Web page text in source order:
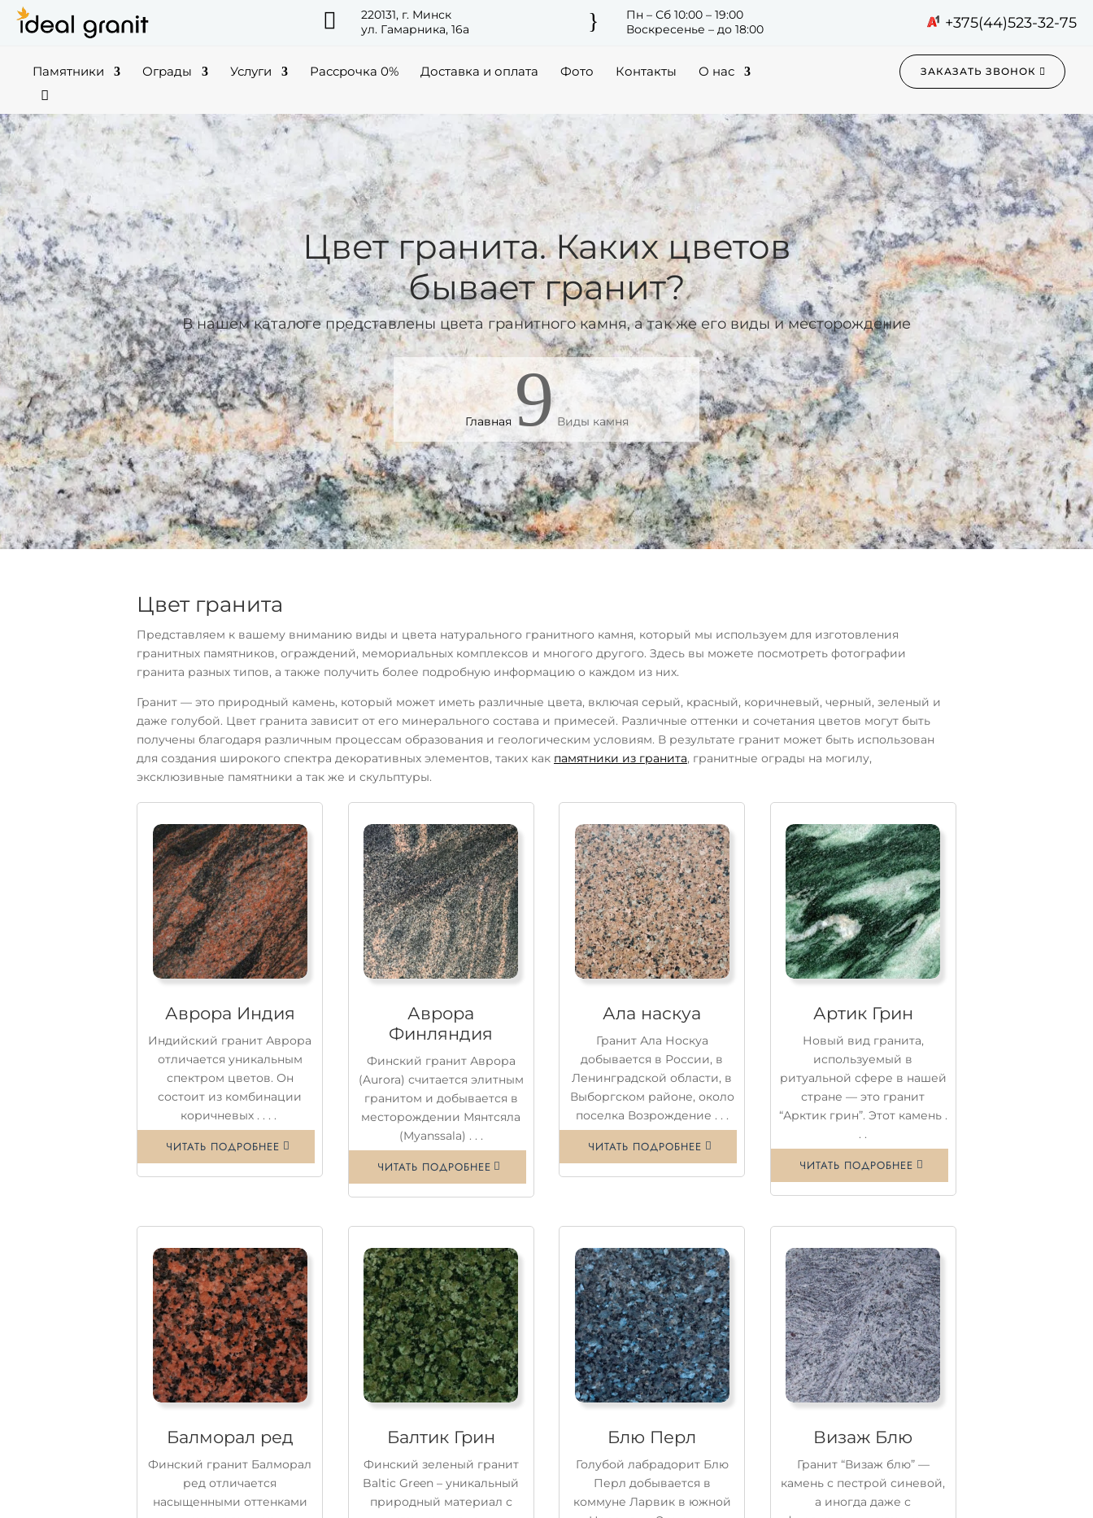

220131, г. Минск
ул. Гамарника, 16а
}
Пн – Сб 10:00 – 19:00
Воскресенье – до 18:00
+375(44)523-32-75
Памятники Ограды Услуги Рассрочка 0% Доставка и оплата Фото Контакты О нас ЗАКАЗАТЬ ЗВОНОК
Цвет гранита. Каких цветов
бывает гранит?
В нашем каталоге представлены цвета гранитного камня, а так же его виды и месторождение
Главная 9 Виды камня
Цвет гранита
Представляем к вашему вниманию виды и цвета натурального гранитного камня, который мы используем для изготовления
гранитных памятников, ограждений, мемориальных комплексов и многого другого. Здесь вы можете посмотреть фотографии
гранита разных типов, а также получить более подробную информацию о каждом из них.
Гранит — это природный камень, который может иметь различные цвета, включая серый, красный, коричневый, черный, зеленый и
даже голубой. Цвет гранита зависит от его минерального состава и примесей. Различные оттенки и сочетания цветов могут быть
получены благодаря различным процессам образования и геологическим условиям. В результате гранит может быть использован
для создания широкого спектра декоративных элементов, таких как памятники из гранита, гранитные ограды на могилу,
эксклюзивные памятники а так же и скульптуры.
Аврора Индия
Индийский гранит Аврора
отличается уникальным
спектром цветов. Он
состоит из комбинации
коричневых . . . .
ЧИТАТЬ ПОДРОБНЕЕ
Аврора
Финляндия
Финский гранит Аврора
(Aurora) считается элитным
гранитом и добывается в
месторождении Мянтсяла
(Myanssala) . . .
ЧИТАТЬ ПОДРОБНЕЕ
Ала наскуа
Гранит Ала Носкуа
добывается в России, в
Ленинградской области, в
Выборгском районе, около
поселка Возрождение . . .
ЧИТАТЬ ПОДРОБНЕЕ
Артик Грин
Новый вид гранита,
используемый в
ритуальной сфере в нашей
стране — это гранит
“Арктик грин”. Этот камень .
. .
ЧИТАТЬ ПОДРОБНЕЕ
Балморал ред
Финский гранит Балморал
ред отличается
насыщенными оттенками
Балтик Грин
Финский зеленый гранит
Baltic Green – уникальный
природный материал с
Блю Перл
Голубой лабрадорит Блю
Перл добывается в
коммуне Ларвик в южной
Визаж Блю
Гранит “Визаж блю” —
камень с пестрой синевой,
а иногда даже с